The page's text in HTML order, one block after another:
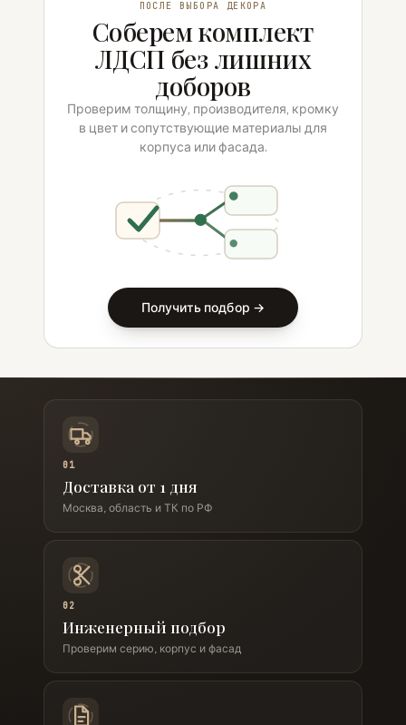
ПОСЛЕ ВЫБОРА ДЕКОРА
Соберем комплект
ЛДСП без лишних
доборов
Проверим толщину, производителя, кромку
в цвет и сопутствующие материалы для
корпуса или фасада.
Получить подбор →
01
Доставка от 1 дня
Москва, область и ТК по РФ
02
Инженерный подбор
Проверим серию, корпус и фасад